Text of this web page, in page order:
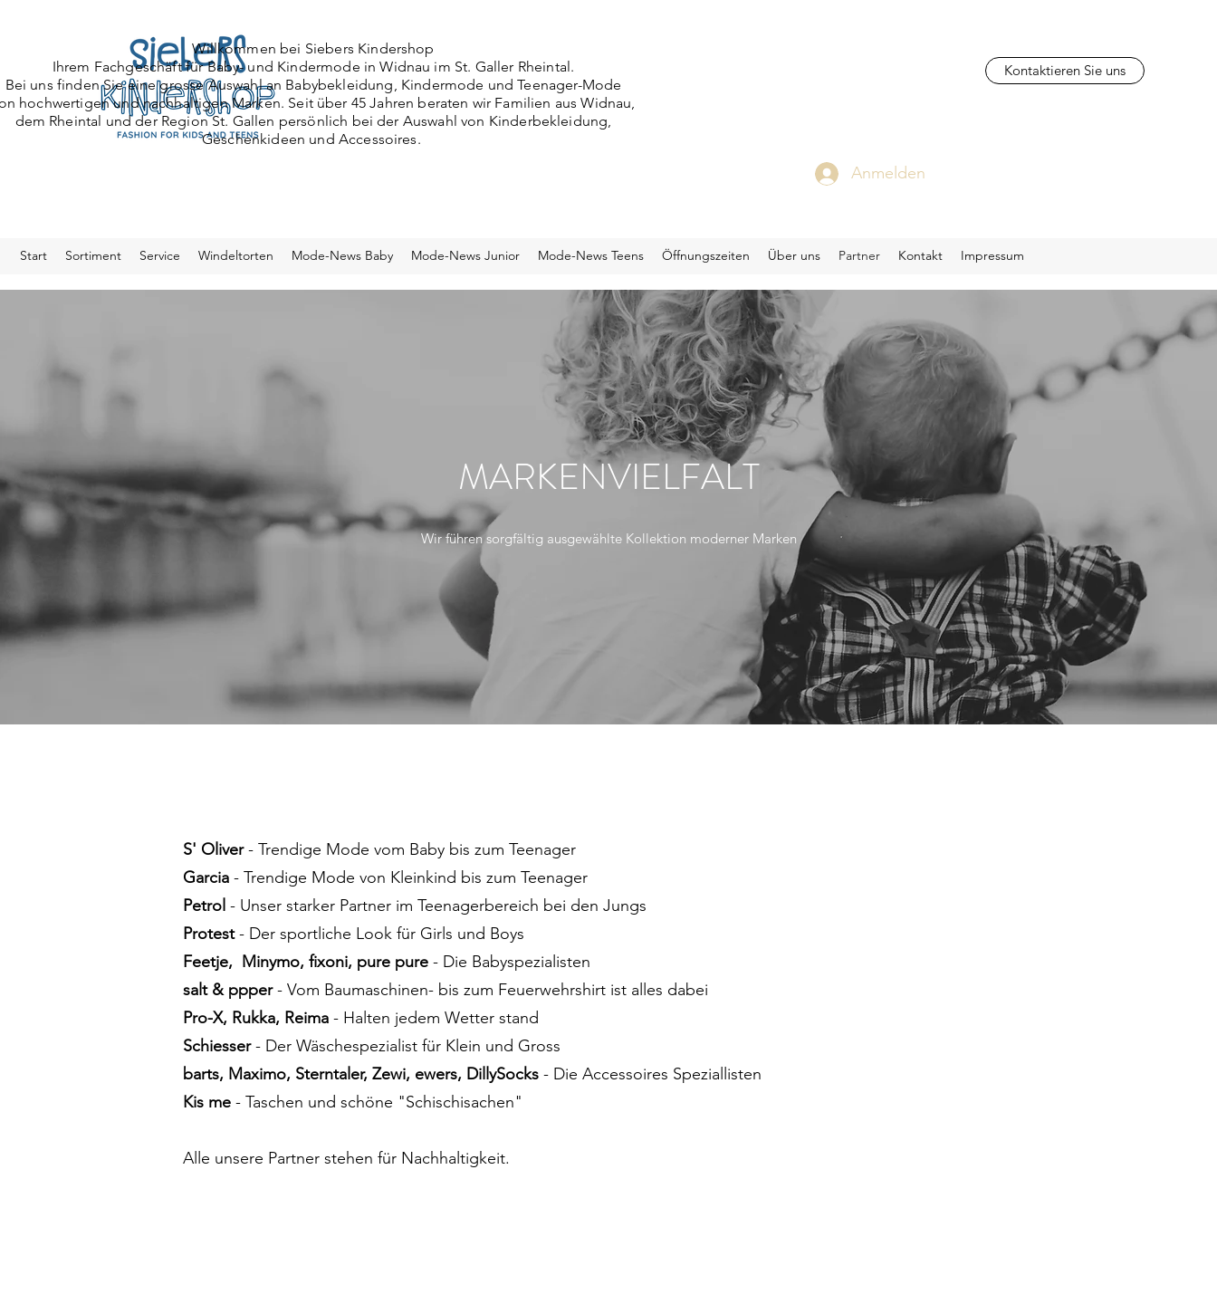
Willkommen bei Siebers Kindershop
Ihrem Fachgeschäft für Baby- und Kindermode in Widnau im St. Galler Rheintal.
Bei uns finden Sie eine grosse Auswahl an Babybekleidung, Kindermode und Teenager-Mode
hochwertigen und nachhaltigen Marken. Seit über 45 Jahren beraten wir Familien aus Widnau,
dem Rheintal und der Region St. Gallen persönlich bei der Auswahl von Kinderbekleidung,
Geschenkideen und Accessoires.
Kontaktieren Sie uns
Anmelden
Start Sortiment Service Windeltorten Mode-News Baby Mode-News Junior Mode-News Teens Öffnungszeiten Über uns Partner Kontakt Impressum
MARKENVIELFALT
Wir führen sorgfältig ausgewählte Kollektion moderner Marken
S' Oliver- Trendige Mode vom Baby bis zum Teenager
Garcia - Trendige Mode von Kleinkind bis zum Teenager
Petrol - Unser starker Partner im Teenagerbereich bei den Jungs
Protest- Der sportliche Look für Girls und Boys
Feetje, Minymo, fixoni, pure pure - Die Babyspezialisten
salt & ppper- Vom Baumaschinen- bis zum Feuerwehrshirt ist alles dabei
Pro-X, Rukka, Reima - Halten jedem Wetter stand
Schiesser- Der Wäschespezialist für Klein und Gross
barts, Maximo, Sterntaler, Zewi, ewers, DillySocks - Die Accessoires Speziallisten
Kis me - Taschen und schöne "Schischisachen"
Alle unsere Partner stehen für Nachhaltigkeit.